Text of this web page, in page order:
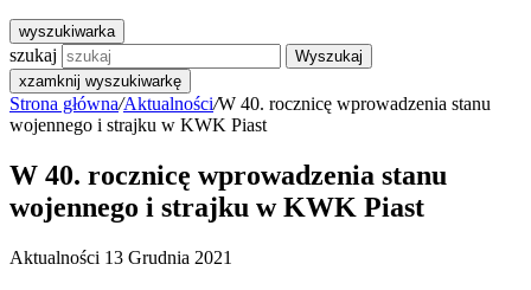
wyszukiwarka
szukaj
Wyszukaj
xzamknij wyszukiwarkę
Strona główna/Aktualności/W 40. rocznicę wprowadzenia stanu
wojennego i strajku w KWK Piast
W 40. rocznicę wprowadzenia stanu
wojennego i strajku w KWK Piast
Aktualności 13 Grudnia 2021